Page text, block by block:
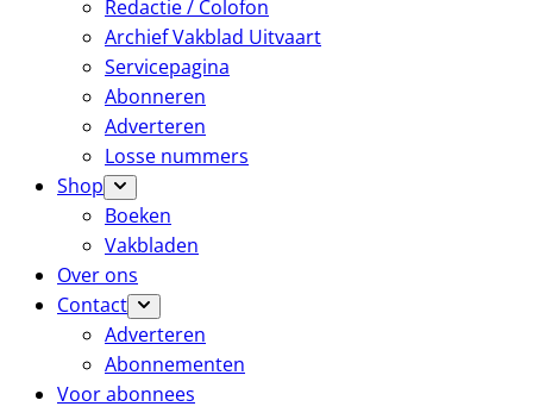
Redactie / Colofon
Archief Vakblad Uitvaart
Servicepagina
Abonneren
Adverteren
Losse nummers
Shop
Boeken
Vakbladen
Over ons
Contact
Adverteren
Abonnementen
Voor abonnees